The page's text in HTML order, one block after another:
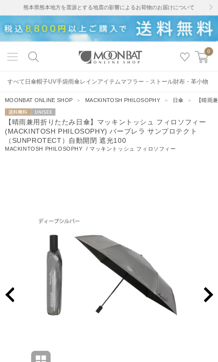
熊本県熊本地方を震源とする地震の影響によるお荷物のお届けについて
0
すべて 日傘帽子UV手袋雨傘レインアイテムマフラー・ストール財布・革小物
MOONBAT ONLINE SHOP ＞ MACKINTOSH PHILOSOPHY＞ 日傘 ＞ 【晴雨
送料無料 UNISEX
【晴雨兼用折りたたみ日傘】マッキントッシュ フィロソフィー
(MACKINTOSH PHILOSOPHY) バーブレラ サンプロテクト
（SUNPROTECT）自動開閉 遮光100
MACKINTOSH PHILOSOPHY / マッキントッシュ フィロソフィー